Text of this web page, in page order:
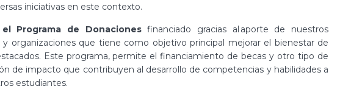
iniciativas en este contexto.
Programa de Donacionesfinanciado gracias al aporte de nuestros
y organizaciones que tiene como objetivo principal mejorar el bienestar de
Este programa, permite el financiamiento de becas y otro tipo de
de impacto que contribuyen al desarrollo de competencias y habilidades a
estudiantes.